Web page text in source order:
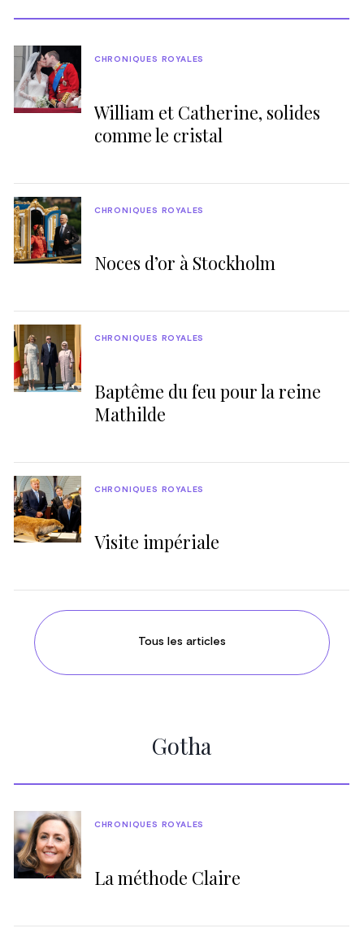
William et Catherine, solides
comme le cristal
CHRONIQUES ROYALES
Noces d’or à Stockholm
CHRONIQUES ROYALES
Baptême du feu pour la reine
Mathilde
CHRONIQUES ROYALES
Visite impériale
CHRONIQUES ROYALES
Tous les articles
Gotha
La méthode Claire
CHRONIQUES ROYALES